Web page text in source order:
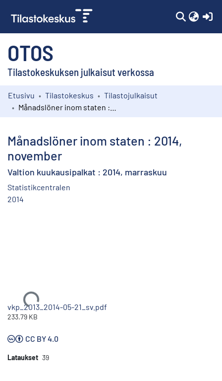
OTOS
Tilastokeskuksen julkaisut verkossa
Kokoelmat
Etusivu Tilastokeskus
Tilastojulkaisut
Månadslöner inom staten : 2014,
november
Valtion kuukausipalkat : 2014, marraskuu
Statistikcentralen
2014
Ladataan...
vkp_2013_2014-05-21_sv.pdf
233.79 KB
CC BY 4.0
Lataukset 39